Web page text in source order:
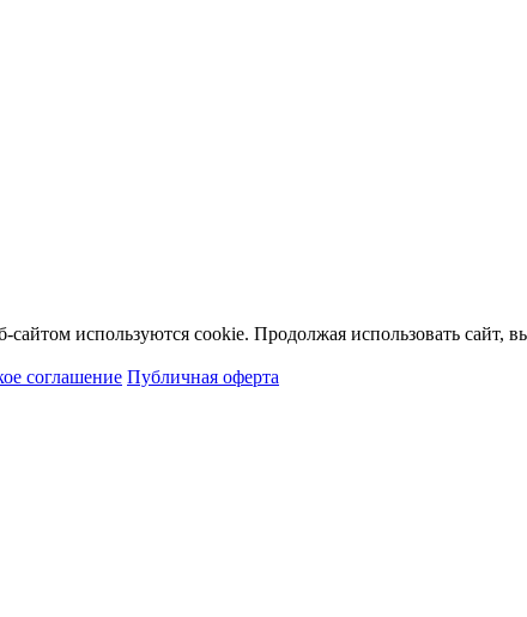
используются cookie. Продолжая использовать сайт,
соглашение Публичная оферта